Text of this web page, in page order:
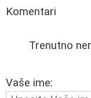
Komentari
Trenutno
Vaše ime: